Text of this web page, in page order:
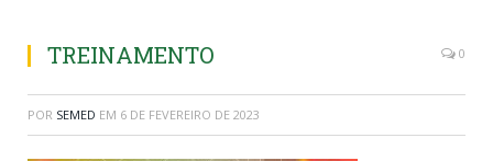
TREINAMENTO 0
POR SEMED EM 6 DE FEVEREIRO DE 2023